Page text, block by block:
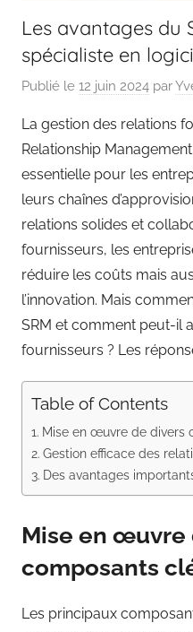
Les avantages du
spécialiste en
Publié le 12 juin 2024 par
La gestion des relations
Relationship
essentielle pour les
leurs chaînes
relations solides et
fournisseurs, les
réduire les coûts mais
l’innovation. Mais
SRM et comment peut-il
fournisseurs ? Les
Table of Contents
Mise en œuvre de divers
Gestion efficace des
Des avantages
Mise en œuvre
composants
Les principaux